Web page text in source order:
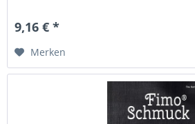
9,16 € *
Merken